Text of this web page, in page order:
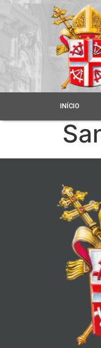
INÍCIO